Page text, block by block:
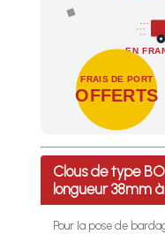
EN
FRAIS DE PORT
OFFERTS
Profitez des Frais
Clous de type
longueur 38mm
Pour la pose de